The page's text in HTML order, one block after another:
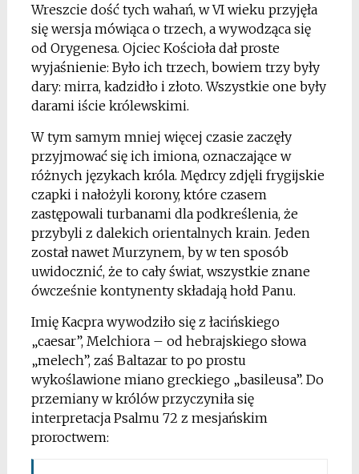
Wreszcie dość tych wahań, w VI wieku przyjęła
się wersja mówiąca o trzech, a wywodząca się
od Orygenesa. Ojciec Kościoła dał proste
wyjaśnienie: Było ich trzech, bowiem trzy były
dary: mirra, kadzidło i złoto. Wszystkie one były
darami iście królewskimi.
W tym samym mniej więcej czasie zaczęły
przyjmować się ich imiona, oznaczające w
różnych językach króla. Mędrcy zdjęli frygijskie
czapki i nałożyli korony, które czasem
zastępowali turbanami dla podkreślenia, że
przybyli z dalekich orientalnych krain. Jeden
został nawet Murzynem, by w ten sposób
uwidocznić, że to cały świat, wszystkie znane
ówcześnie kontynenty składają hołd Panu.
Imię Kacpra wywodziło się z łacińskiego
„caesar”, Melchiora – od hebrajskiego słowa
„melech”, zaś Baltazar to po prostu
wykoślawione miano greckiego „basileusa”. Do
przemiany w królów przyczyniła się
interpretacja Psalmu 72 z mesjańskim
proroctwem: